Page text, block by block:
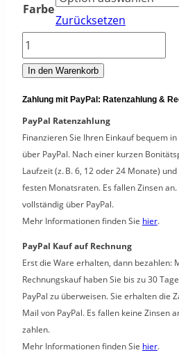
Farbe
Zurücksetzen
Libra
Lures
D'Worm
Menge
In den Warenkorb
Zahlung mit PayPal: Ratenzahlung &
PayPal Ratenzahlung
Finanzieren Sie Ihren Einkauf bequem
über PayPal. Nach einer kurzen
Laufzeit (z. B. 6, 12 oder 24 Monate)
festen Monatsraten. Es fallen Zinsen
vollständig über PayPal.
Mehr Informationen finden Sie hier.
PayPal Kauf auf Rechnung
Erst die Ware erhalten, dann bezahlen:
Rechnungskauf haben Sie bis zu 30
PayPal zu überweisen. Sie erhalten die
Mail von PayPal. Es fallen keine Zinsen
zahlen.
Mehr Informationen finden Sie hier.